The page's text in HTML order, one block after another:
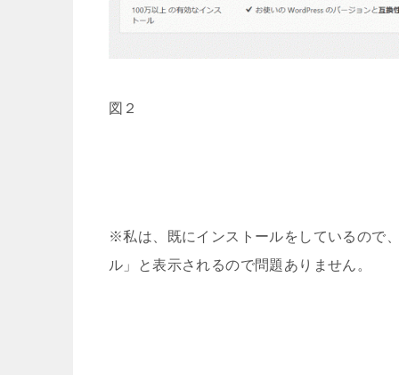
図２
※私は、既にインストールをしているので
ル」と表示されるので問題ありません。